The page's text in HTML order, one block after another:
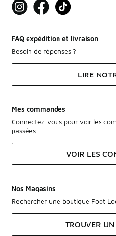
FAQ expédition et livraison
Besoin de réponses ?
LIRE
Mes commandes
Connectez-vous pour voir les
passées.
VOIR LES
Nos Magasins
Rechercher une boutique Foot
TROUVER